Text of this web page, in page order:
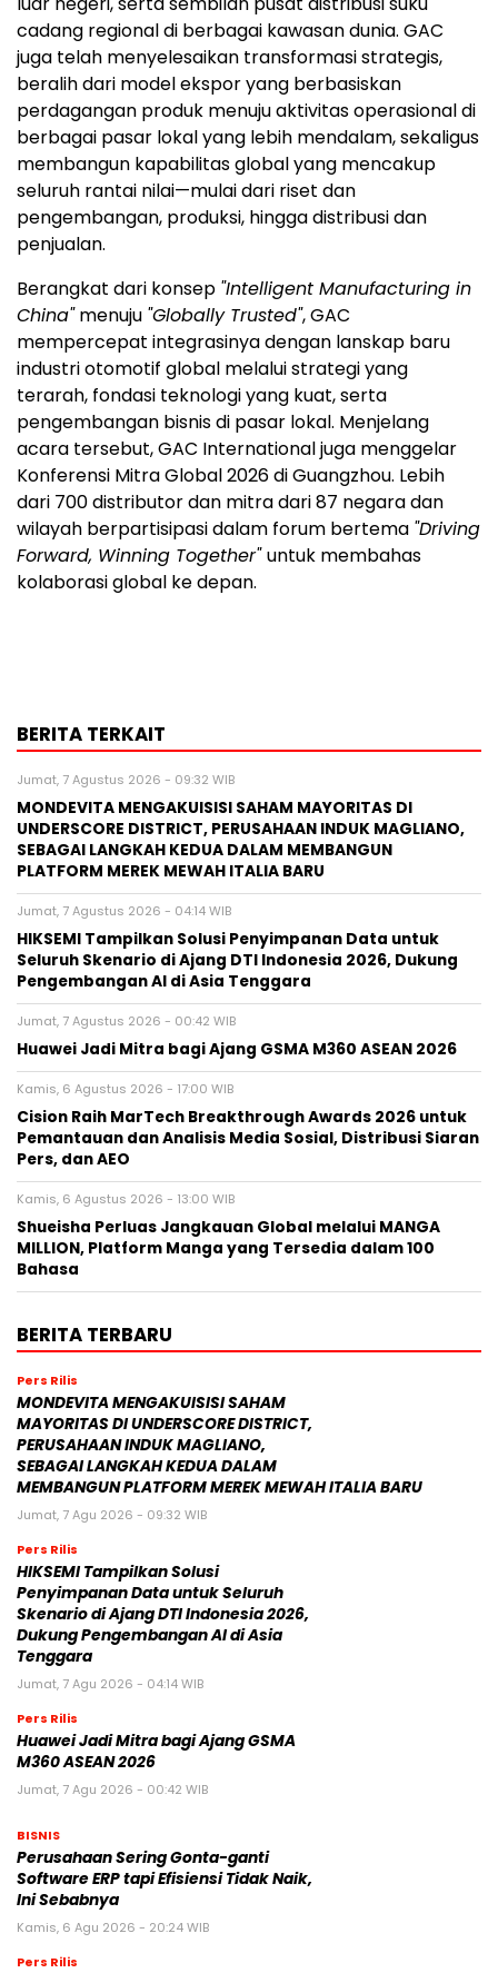
cadang regional di berbagai kawasan dunia. GAC
juga telah menyelesaikan transformasi strategis,
beralih dari model ekspor yang berbasiskan
perdagangan produk menuju aktivitas operasional di
berbagai pasar lokal yang lebih mendalam, sekaligus
membangun kapabilitas global yang mencakup
seluruh rantai nilai—mulai dari riset dan
pengembangan, produksi, hingga distribusi dan
penjualan.
Berangkat dari konsep "Intelligent Manufacturing in
China"menuju "Globally Trusted", GAC
mempercepat integrasinya dengan lanskap baru
industri otomotif global melalui strategi yang
terarah, fondasi teknologi yang kuat, serta
pengembangan bisnis di pasar lokal. Menjelang
acara tersebut, GAC International juga menggelar
Konferensi Mitra Global 2026 di Guangzhou. Lebih
dari 700 distributor dan mitra dari 87 negara dan
wilayah berpartisipasi dalam forum bertema "Driving
Forward, Winning Together"untuk membahas
kolaborasi global ke depan.
BERITA TERKAIT
Jumat, 7 Agustus 2026 - 09:32 WIB
MONDEVITA MENGAKUISISI SAHAM MAYORITAS DI
UNDERSCORE DISTRICT, PERUSAHAAN INDUK MAGLIANO,
SEBAGAI LANGKAH KEDUA DALAM MEMBANGUN
PLATFORM MEREK MEWAH ITALIA BARU
Jumat, 7 Agustus 2026 - 04:14 WIB
HIKSEMI Tampilkan Solusi Penyimpanan Data untuk
Seluruh Skenario di Ajang DTI Indonesia 2026, Dukung
Pengembangan AI di Asia Tenggara
Jumat, 7 Agustus 2026 - 00:42 WIB
Huawei Jadi Mitra bagi Ajang GSMA M360 ASEAN 2026
Kamis, 6 Agustus 2026 - 17:00 WIB
Cision Raih MarTech Breakthrough Awards 2026 untuk
Pemantauan dan Analisis Media Sosial, Distribusi Siaran
Pers, dan AEO
Kamis, 6 Agustus 2026 - 13:00 WIB
Shueisha Perluas Jangkauan Global melalui MANGA
MILLION, Platform Manga yang Tersedia dalam 100
Bahasa
BERITA TERBARU
Pers Rilis
MONDEVITA MENGAKUISISI SAHAM
MAYORITAS DI UNDERSCORE DISTRICT,
PERUSAHAAN INDUK MAGLIANO,
SEBAGAI LANGKAH KEDUA DALAM
MEMBANGUN PLATFORM MEREK MEWAH ITALIA BARU
Jumat, 7 Agu 2026 - 09:32 WIB
Pers Rilis
HIKSEMI Tampilkan Solusi
Penyimpanan Data untuk Seluruh
Skenario di Ajang DTI Indonesia 2026,
Dukung Pengembangan AI di Asia
Tenggara
Jumat, 7 Agu 2026 - 04:14 WIB
Pers Rilis
Huawei Jadi Mitra bagi Ajang GSMA
M360 ASEAN 2026
Jumat, 7 Agu 2026 - 00:42 WIB
BISNIS
Perusahaan Sering Gonta-ganti
Software ERP tapi Efisiensi Tidak Naik,
Ini Sebabnya
Kamis, 6 Agu 2026 - 20:24 WIB
Pers Rilis